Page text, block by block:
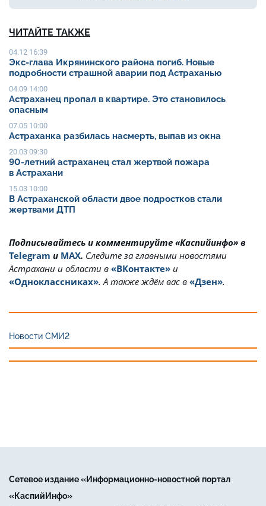
ЧИТАЙТЕ ТАКЖЕ
04.12 16:39
Экс-глава Икрянинского района погиб. Новые
подробности страшной аварии под Астраханью
04.09 14:00
Астраханец пропал в квартире. Это становилось
опасным
07.05 10:00
Астраханка разбилась насмерть, выпав из окна
20.03 09:30
90-летний астраханец стал жертвой пожара
в Астрахани
15.03 10:00
В Астраханской области двое подростков стали
жертвами ДТП
Подписывайтесь и комментируйте «Каспийинфо» в
Telegram и MAX. Cледите за главными новостями
Астрахани и области в «ВКонтакте» и
«Одноклассниках». А также ждём вас в «Дзен».
Новости СМИ2
Сетевое издание «Информационно-новостной портал
«КаспийИнфо»